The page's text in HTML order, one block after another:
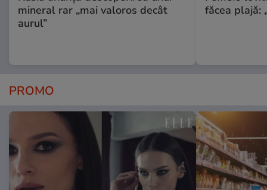
mineral rar „mai valoros decât
aurul”
făcea plajă:
PROMO